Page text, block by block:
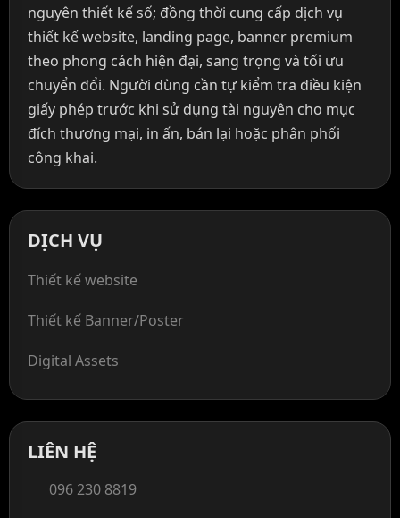
nguyên thiết kế số; đồng thời cung cấp dịch vụ
thiết kế website, landing page, banner premium
theo phong cách hiện đại, sang trọng và tối ưu
chuyển đổi. Người dùng cần tự kiểm tra điều kiện
giấy phép trước khi sử dụng tài nguyên cho mục
đích thương mại, in ấn, bán lại hoặc phân phối
công khai.
DỊCH VỤ
Thiết kế website
Thiết kế Banner/Poster
Digital Assets
LIÊN HỆ
096 230 8819